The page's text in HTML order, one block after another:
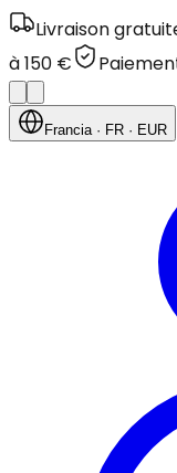
Livraison
à 150 €
Francia· FR · EUR